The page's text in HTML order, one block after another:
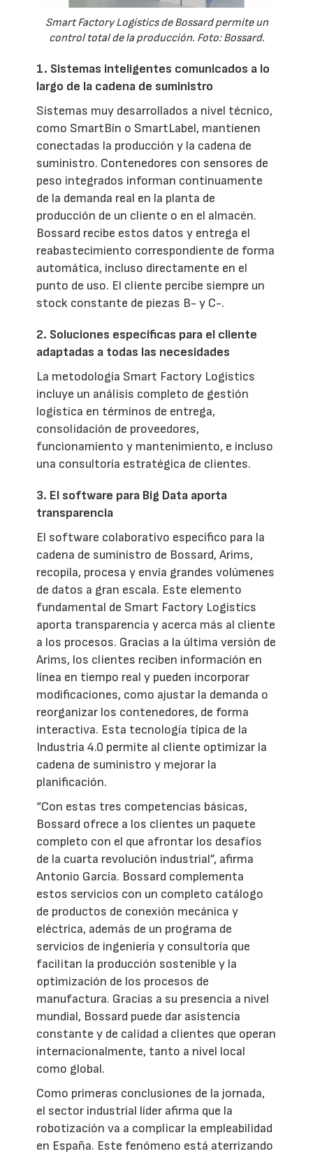
Smart Factory Logistics de Bossard permite un
control total de la producción. Foto: Bossard.
1. Sistemas inteligentes comunicados a lo
largo de la cadena de suministro
Sistemas muy desarrollados a nivel técnico,
como SmartBin o SmartLabel, mantienen
conectadas la producción y la cadena de
suministro. Contenedores con sensores de
peso integrados informan continuamente
de la demanda real en la planta de
producción de un cliente o en el almacén.
Bossard recibe estos datos y entrega el
reabastecimiento correspondiente de forma
automática, incluso directamente en el
punto de uso. El cliente percibe siempre un
stock constante de piezas B- y C-.
2. Soluciones específicas para el cliente
adaptadas a todas las necesidades
La metodología Smart Factory Logistics
incluye un análisis completo de gestión
logística en términos de entrega,
consolidación de proveedores,
funcionamiento y mantenimiento, e incluso
una consultoría estratégica de clientes.
3. El software para Big Data aporta
transparencia
El software colaborativo específico para la
cadena de suministro de Bossard, Arims,
recopila, procesa y envía grandes volúmenes
de datos a gran escala. Este elemento
fundamental de Smart Factory Logistics
aporta transparencia y acerca más al cliente
a los procesos. Gracias a la última versión de
Arims, los clientes reciben información en
línea en tiempo real y pueden incorporar
modificaciones, como ajustar la demanda o
reorganizar los contenedores, de forma
interactiva. Esta tecnología típica de la
Industria 4.0 permite al cliente optimizar la
cadena de suministro y mejorar la
planificación.
“Con estas tres competencias básicas,
Bossard ofrece a los clientes un paquete
completo con el que afrontar los desafíos
de la cuarta revolución industrial”, afirma
Antonio García. Bossard complementa
estos servicios con un completo catálogo
de productos de conexión mecánica y
eléctrica, además de un programa de
servicios de ingeniería y consultoría que
facilitan la producción sostenible y la
optimización de los procesos de
manufactura. Gracias a su presencia a nivel
mundial, Bossard puede dar asistencia
constante y de calidad a clientes que operan
internacionalmente, tanto a nivel local
como global.
Como primeras conclusiones de la jornada,
el sector industrial líder afirma que la
robotización va a complicar la empleabilidad
en España. Este fenómeno está aterrizando